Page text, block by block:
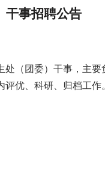
干事招聘公告
处（团委）干事，主
评优、科研、归档工作